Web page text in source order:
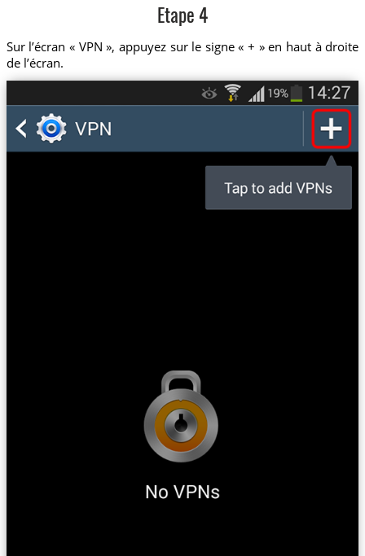
Etape 4
Sur l’écran « VPN », appuyez sur le signe « + » en haut à droite
de l’écran.